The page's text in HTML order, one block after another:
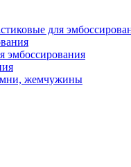
для
эмбоссирования
жемчужины